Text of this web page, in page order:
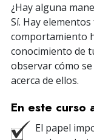
¿Hay alguna
Sí. Hay
comportamiento
conocimiento de
observar cómo
acerca de ellos.
En este curso
El papel